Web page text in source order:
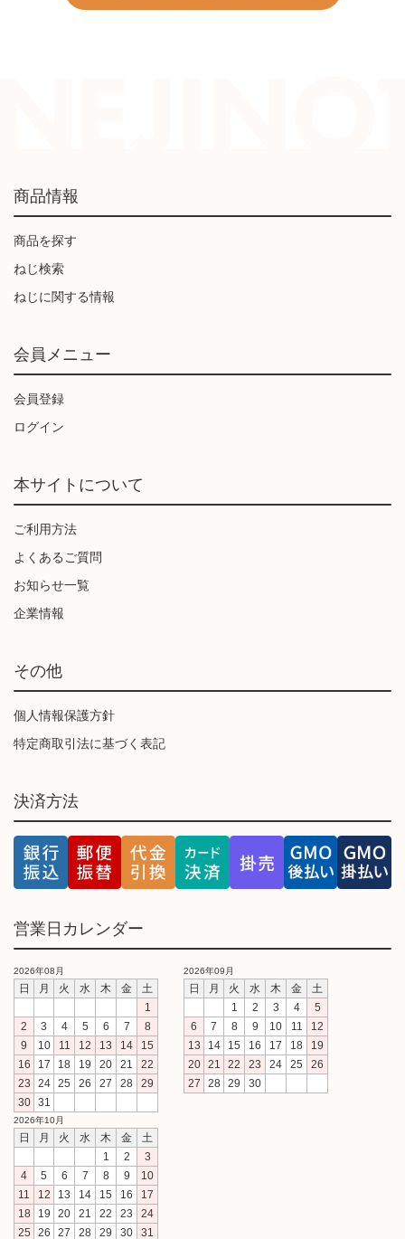
商品情報
商品を探す
ねじ検索
ねじに関する情報
会員メニュー
会員登録
ログイン
本サイトについて
ご利用方法
よくあるご質問
お知らせ一覧
企業情報
その他
個人情報保護方針
特定商取引法に基づく表記
決済方法
営業日カレンダー
2026年08月
日 月 火 水 木 金
土
1
2
3 4 5 6 7
8
9
10 11 12 13 14
15
16
17 18 19 20 21
22
23
24 25 26 27 28
29
30
31
2026年09月
日 月 火 水 木 金
土
1
2 3 4
5
6
7 8 9 10 11
12
13
14 15 16 17 18
19
20
21 22 23 24 25
26
27
28 29 30
2026年10月
日 月 火 水 木 金
土
1
2
3
4
5 6 7 8 9
10
11
12 13 14 15 16
17
18
19 20 21 22 23
24
25
26 27 28 29 30 31